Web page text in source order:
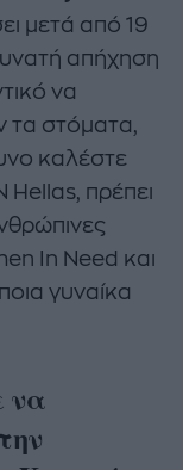
μετά από 19
απήχηση
να
τα στόματα,
καλέστε
Hellas, πρέπει
In Need και
γυναίκα
να